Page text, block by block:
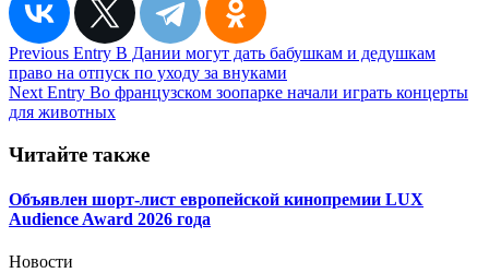
Навигация
по
записям
Previous Entry В Дании могут дать бабушкам и дедушкам
право на отпуск по уходу за внуками
Next Entry Во французском зоопарке начали играть концерты
для животных
Читайте также
Объявлен шорт-лист европейской кинопремии LUX
Audience Award 2026 года
Новости